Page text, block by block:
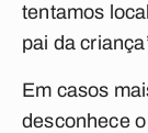
tentamos
pai da
Em casos
desconhece